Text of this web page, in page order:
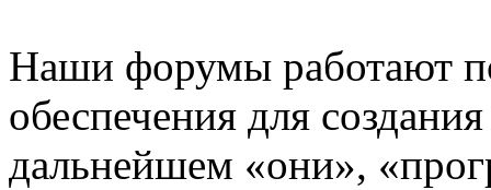
Наши форумы работают
обеспечения для
дальнейшем «они»,